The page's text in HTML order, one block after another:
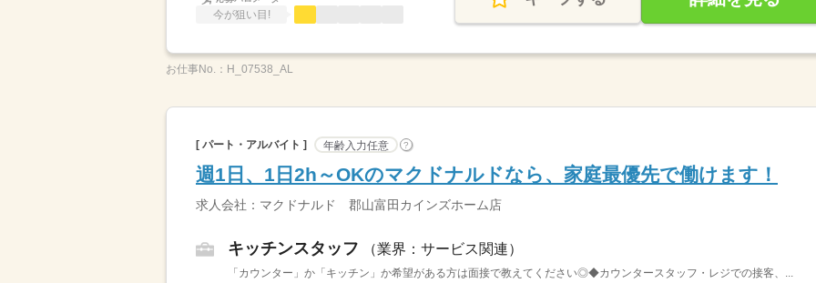
今が狙い目!
お仕事No.： H_07538_AL
[ パート・アルバイト ] 年齢入力任意 ?
週1日、1日2h～OKのマクドナルドなら、家庭最優先で働けます！
求人会社：マクドナルド 郡山富田カインズホーム店
キッチンスタッフ （業界：サービス関連）
「カウンター」か「キッチン」か希望がある方は面接で教えてください◎◆カウンタースタッフ・レジでの接客、...